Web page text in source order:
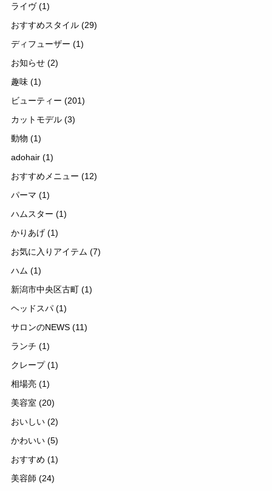
ライヴ(1)
おすすめスタイル (29)
ディフューザー (1)
お知らせ (2)
趣味 (1)
ビューティー (201)
カットモデル (3)
動物 (1)
adohair (1)
おすすめメニュー (12)
パーマ (1)
ハムスター (1)
かりあげ (1)
お気に入りアイテム (7)
ハム (1)
新潟市中央区古町 (1)
ヘッドスパ (1)
サロンのNEWS (11)
ランチ (1)
クレープ(1)
相場亮 (1)
美容室 (20)
おいしい (2)
かわいい (5)
おすすめ (1)
美容師 (24)